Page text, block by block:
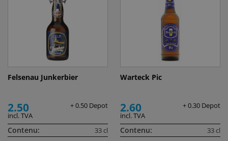
Felsenau Junkerbier
2.50
+ 0.50 Depot
incl. TVA
Contenu: 33 cl
Warteck Pic
2.60
+ 0.30 Depot
incl. TVA
Contenu: 33 cl